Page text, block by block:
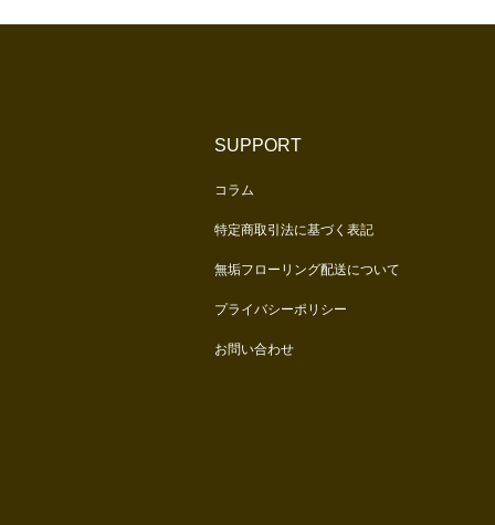
SUPPORT
コラム
特定商取引法に基づく表記
無垢フローリング配送について
プライバシーポリシー
お問い合わせ